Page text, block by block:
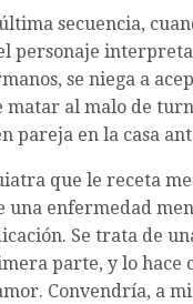
secuencia,
personaje
se niega a
matar al malo de
pareja en la casa
que le receta
enfermedad
Se trata de
parte, y lo hace
Convendría, a